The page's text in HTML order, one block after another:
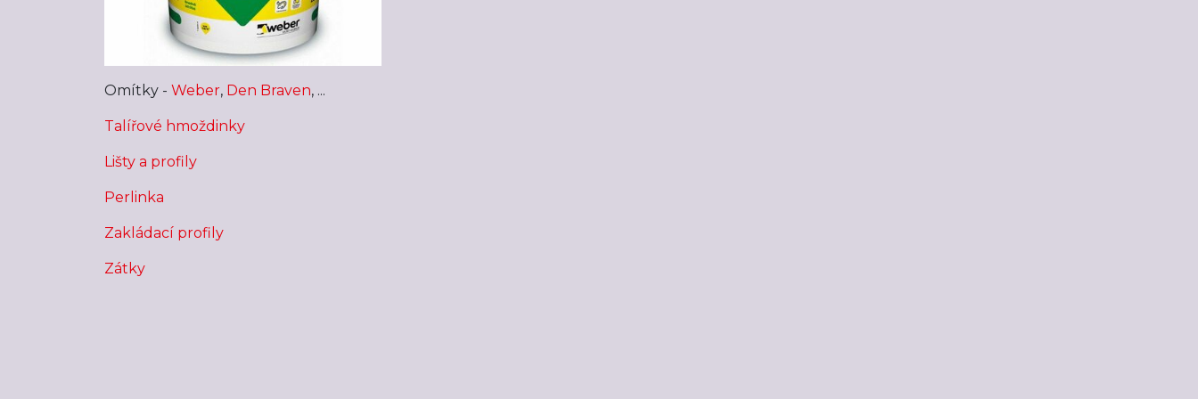
Omítky - Weber, Den Braven, ...
Talířové hmoždinky
Lišty a profily
Perlinka
Zakládací profily
Zátky